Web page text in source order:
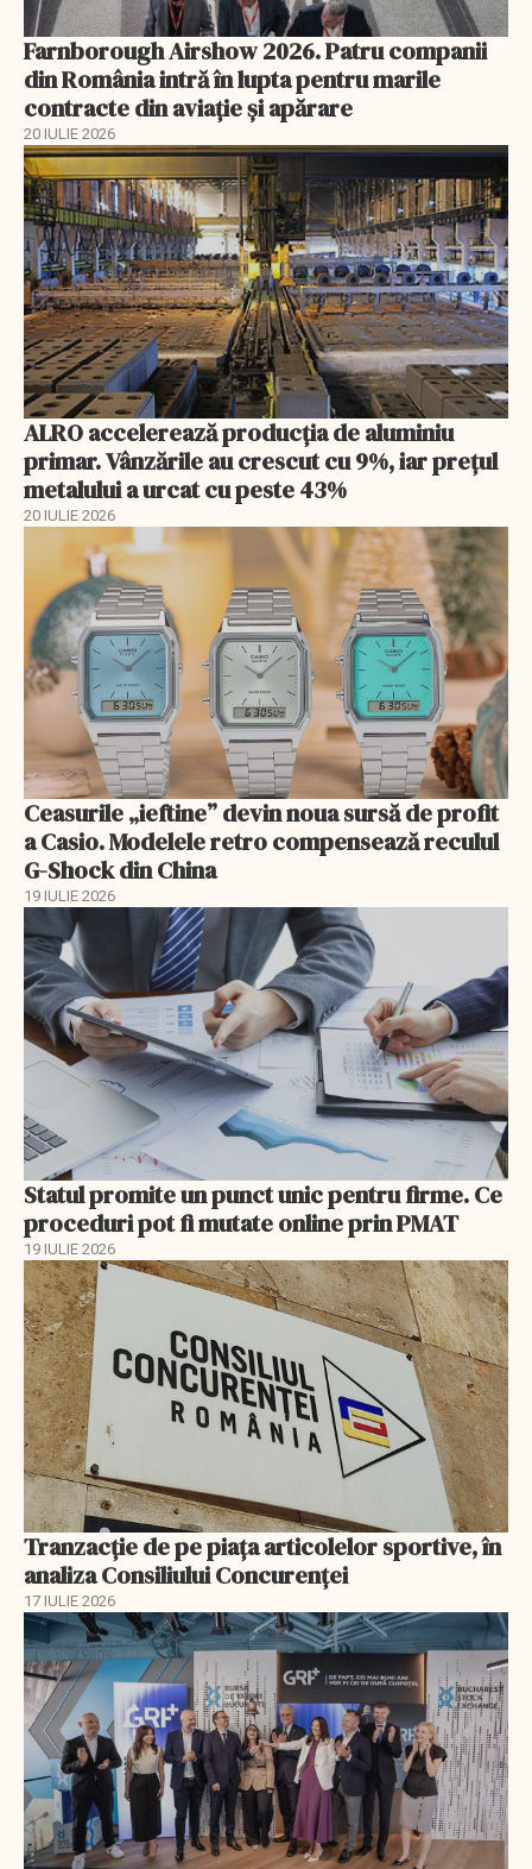
Farnborough Airshow 2026. Patru companii
din România intră în lupta pentru marile
contracte din aviație și apărare
20 IULIE 2026
ALRO accelerează producția de aluminiu
primar. Vânzările au crescut cu 9%, iar prețul
metalului a urcat cu peste 43%
20 IULIE 2026
Ceasurile „ieftine” devin noua sursă de profit
a Casio. Modelele retro compensează reculul
G-Shock din China
19 IULIE 2026
Statul promite un punct unic pentru firme. Ce
proceduri pot fi mutate online prin PMAT
19 IULIE 2026
Tranzacție de pe piața articolelor sportive, în
analiza Consiliului Concurenţei
17 IULIE 2026